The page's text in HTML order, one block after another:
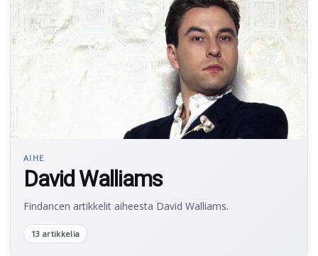
AIHE
David Walliams
Findancen artikkelit aiheesta David Walliams.
13 artikkelia